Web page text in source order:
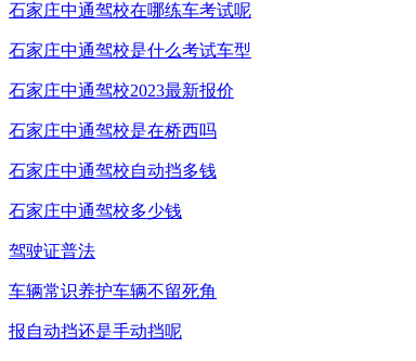
石家庄中通驾校在哪练车考试呢
石家庄中通驾校是什么考试车型
石家庄中通驾校2023最新报价
石家庄中通驾校是在桥西吗
石家庄中通驾校自动挡多钱
石家庄中通驾校多少钱
驾驶证普法
车辆常识养护车辆不留死角
报自动挡还是手动挡呢